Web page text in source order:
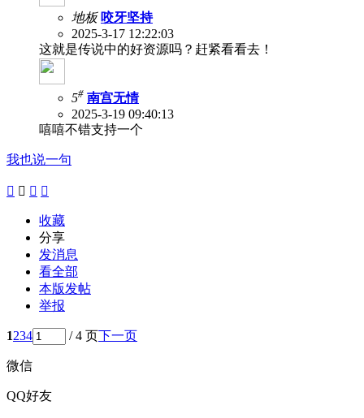
地板 咬牙坚持
2025-3-17 12:22:03
这就是传说中的好资源吗？赶紧看看去！
5# 南宫无情
2025-3-19 09:40:13
嘻嘻不错支持一个
我也说一句
   
收藏
分享
发消息
看全部
本版发帖
举报
1234 / 4 页下一页
微信
QQ好友